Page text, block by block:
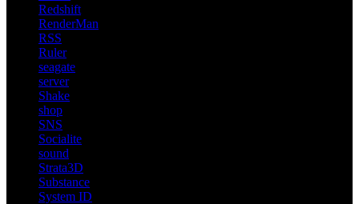
Redshift
RenderMan
RSS
Ruler
seagate
server
Shake
shop
SNS
Socialite
sound
Strata3D
Substance
System ID